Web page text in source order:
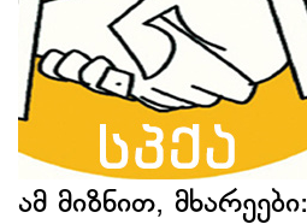
ამ მიზნით, მხარეები: